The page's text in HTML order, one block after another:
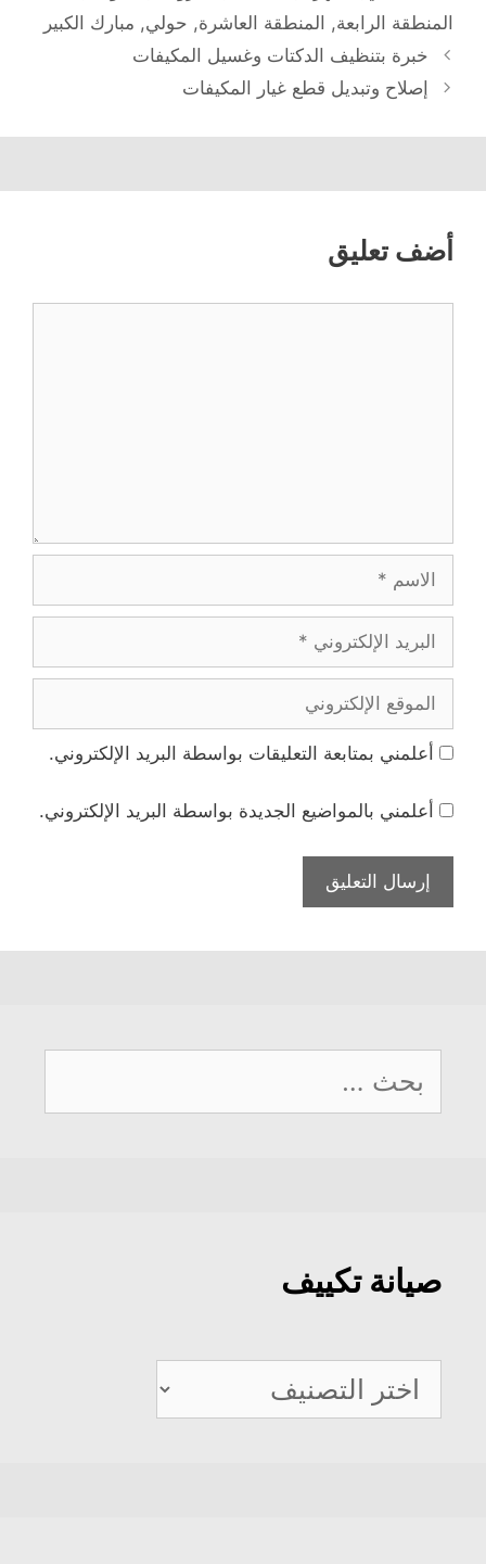
المنطقة الرابعة, المنطقة العاشرة, حولي, مبارك الكبير
خبرة بتنظيف الدكتات وغسيل المكيفات
إصلاح وتبديل قطع غيار المكيفات
أضف تعليق
الإلكتروني
الإلكتروني
أعلمني بمتابعة التعليقات بواسطة البريد الإلكتروني.
أعلمني بالمواضيع الجديدة بواسطة البريد الإلكتروني.
عن:
صيانة تكييف
صيانة
تكييف